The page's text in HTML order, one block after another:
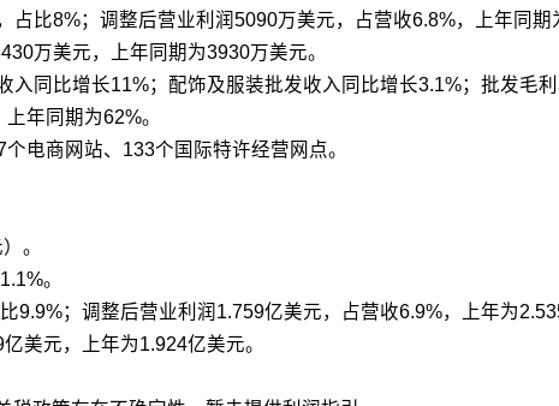
比8%；调整后营业利润5090万美元，占营收6.8%，上年同期
万美元，上年同期为3930万美元。
同比增长11%；配饰及服装批发收入同比增长3.1%；批发毛利
年同期为62%。
电商网站、133个国际特许经营网点。
。
。
；调整后营业利润1.759亿美元，占营收6.9%，上年为
美元，上年为1.924亿美元。